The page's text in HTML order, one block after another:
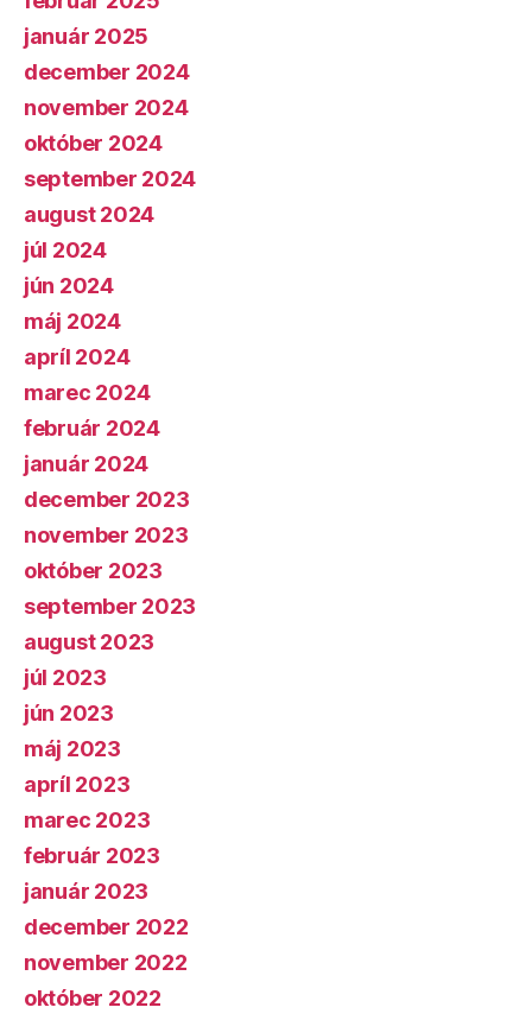
január 2025
december 2024
november 2024
október 2024
september 2024
august 2024
júl 2024
jún 2024
máj 2024
apríl 2024
marec 2024
február 2024
január 2024
december 2023
november 2023
október 2023
september 2023
august 2023
júl 2023
jún 2023
máj 2023
apríl 2023
marec 2023
február 2023
január 2023
december 2022
november 2022
október 2022